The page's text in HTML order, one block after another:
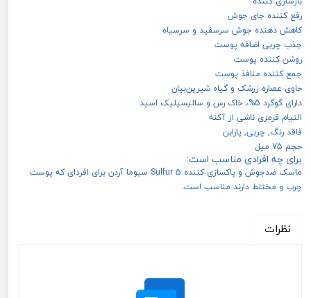
رفع کننده جای جوش
کاهش دهنده جوش سرسفید و سرسیاه
جذب چربی اضافه پوست
روشن کننده پوست
جمع کننده منافذ پوست
حاوی عصاره زرشک و گیاه شیرین‌بیان
دارای گوگرد 5%، خاک رس و سالیسیلیک اسید
التیام قرمزی ناشی از آکنه
فاقد‌ رنگ, چربی, پارابن
حجم 75 میل
برای چه افرادی مناسب است:
ماسک ضدجوش و پاکسازی کننده Sulfur 5 سبوما آردن برای افردای که پوست
چرب و مختلط دارند مناسب است.
نظرات